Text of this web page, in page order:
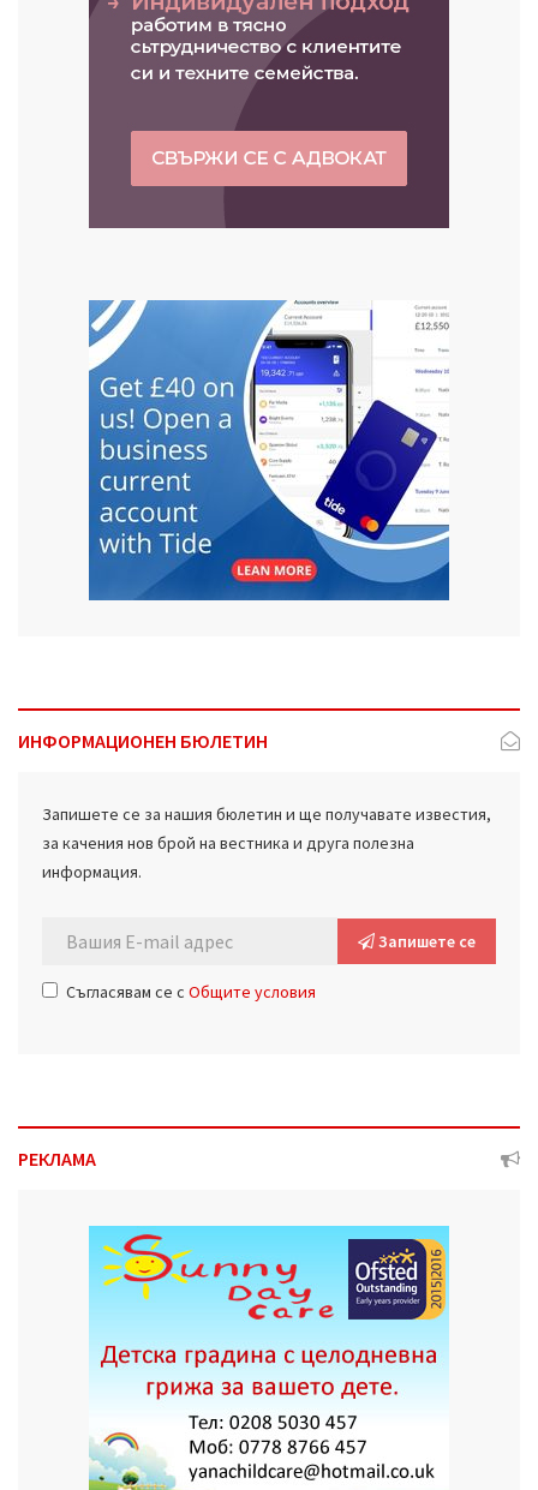
ИНФОРМАЦИОНЕН БЮЛЕТИН
Запишете се за нашия бюлетин и ще получавате известия,
за качения нов брой на вестника и друга полезна
информация.
Запишете се
Съгласявам се с Общите условия
РЕКЛАМА